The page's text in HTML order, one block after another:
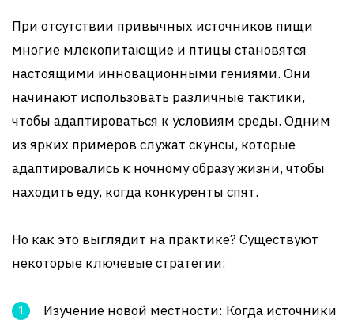
При отсутствии привычных источников пищи
многие млекопитающие и птицы становятся
настоящими инновационными гениями. Они
начинают использовать различные тактики,
чтобы адаптироваться к условиям среды. Одним
из ярких примеров служат скунсы, которые
адаптировались к ночному образу жизни, чтобы
находить еду, когда конкуренты спят.
Но как это выглядит на практике? Существуют
некоторые ключевые стратегии:
Изучение новой местности: Когда источники